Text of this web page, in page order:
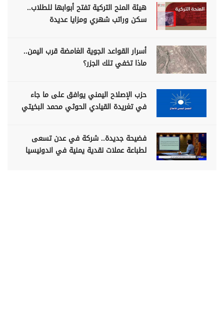
هيئة المنح التركية تفتح أبوابها للطلاب..
سكن وراتب شهري ومزايا عديدة
أسرار القواعد الجوية الغامضة قرب اليمن..
ماذا تخفي تلك الجزر؟
حزب الإصلاح اليمني يوافق على ما جاء
في تغريدة القيادي الحوثي محمد البخيتي
فضيحة جديدة.. شركة في عدن تسعى
لطباعة عملات نقدية يمنية في اندونيسيا